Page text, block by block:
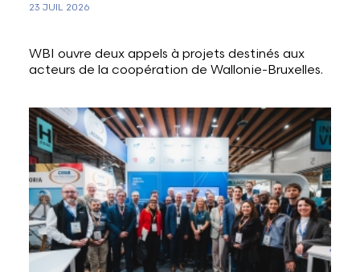
23 JUIL 2026
WBI ouvre deux appels à projets destinés aux
acteurs de la coopération de Wallonie-Bruxelles.